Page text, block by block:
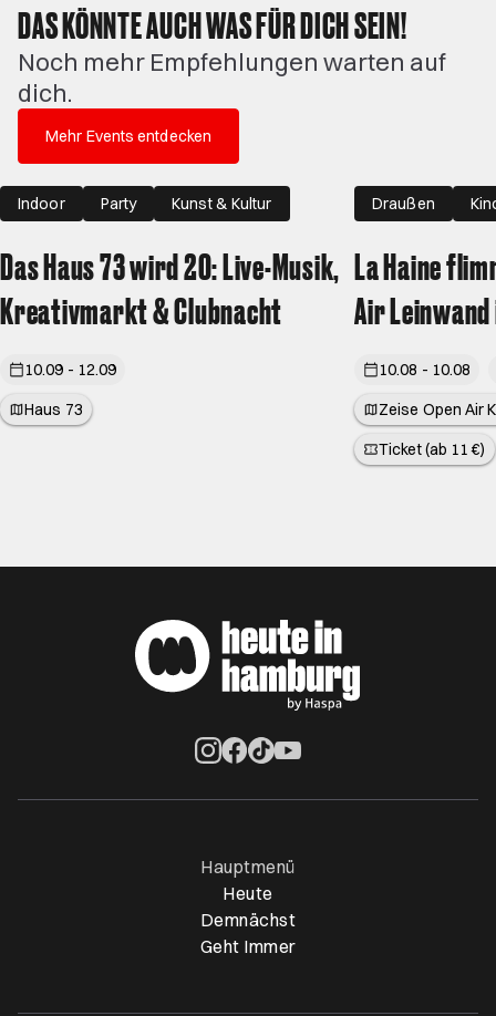
DAS KÖNNTE AUCH WAS FÜR DICH SEIN!
Noch mehr Empfehlungen warten auf
dich.
Mehr Events entdecken
Indoor Party Kunst & Kultur
Das Haus 73 wird 20: Live-Musik,
Kreativmarkt & Clubnacht
10.09 - 12.09
Haus 73
Draußen
La Haine
Air
10.08 - 10.08
Zeise Open Air
Ticket (ab 11 €)
Hauptmenü
Heute
Demnächst
Geht Immer